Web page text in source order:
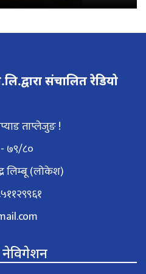
संचालित रेडियो
ताप्लेजुङ !
७९/८०
लिम्बू (लोकेश)
नेविगेशन